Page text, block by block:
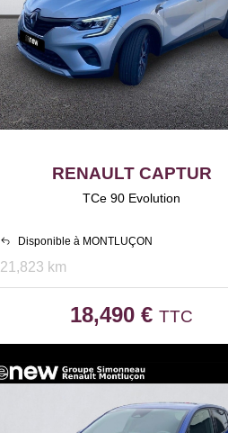
RENAULT CAPTUR
TCe 90 Evolution
Disponible à MONTLUÇON
21,823 km
18,490 €TTC